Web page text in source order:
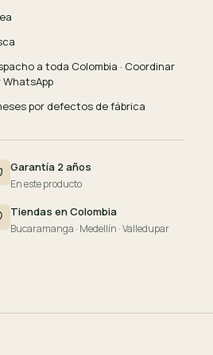
a toda Colombia · Coordinar
WhatsApp
por defectos de fábrica
Garantía 2 años
En este producto
Tiendas en Colombia
Bucaramanga · Medellín · Valledupar